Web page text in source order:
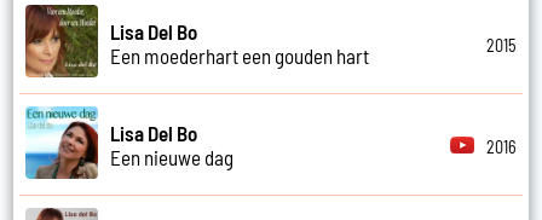
Lisa Del Bo
Een moederhart een gouden hart
2015
Lisa Del Bo
Een nieuwe dag
2016